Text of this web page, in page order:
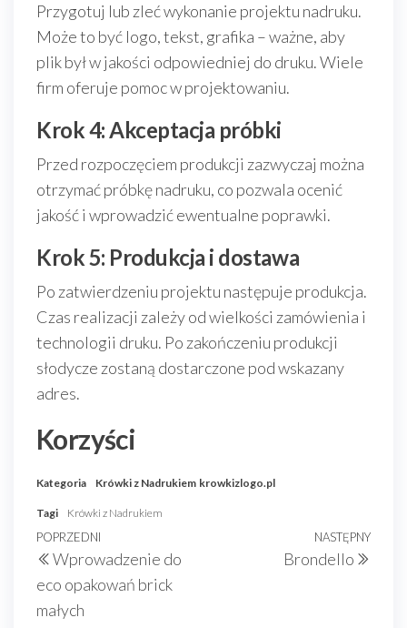
Przygotuj lub zleć wykonanie projektu nadruku.
Może to być logo, tekst, grafika – ważne, aby
plik był w jakości odpowiedniej do druku. Wiele
firm oferuje pomoc w projektowaniu.
Krok 4: Akceptacja próbki
Przed rozpoczęciem produkcji zazwyczaj można
otrzymać próbkę nadruku, co pozwala ocenić
jakość i wprowadzić ewentualne poprawki.
Krok 5: Produkcja i dostawa
Po zatwierdzeniu projektu następuje produkcja.
Czas realizacji zależy od wielkości zamówienia i
technologii druku. Po zakończeniu produkcji
słodycze zostaną dostarczone pod wskazany
adres.
Korzyści
Kategoria Krówki z Nadrukiem krowkizlogo.pl
Tagi Krówki z Nadrukiem
Nawigacja
wpisu
Poprzedni
wpis
POPRZEDNI
Wprowadzenie do
eco opakowań brick
małych
NASTĘPNY
Brondello